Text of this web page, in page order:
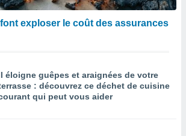
exploser le coût des assurances
éloigne guêpes et araignées de votre
: découvrez ce déchet de cuisine
qui peut vous aider